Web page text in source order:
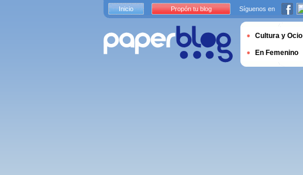
Inicio Propón tu blog Síguenos en
Cultura y Ocio
En Femenino